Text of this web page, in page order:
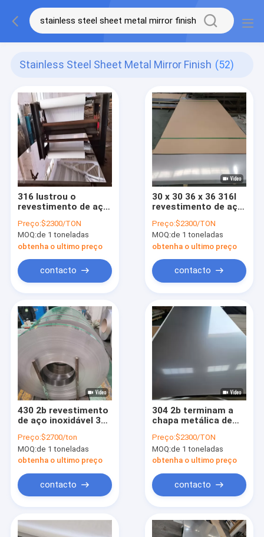
Stainless Steel Sheet Metal Mirror Finish (52)
316 lustrou o
revestimento de aço
da chapa metálica
laminou No.4 o cetim
No.8 8k
Preço:$2300/TON
MOQ:de 1 toneladas
obtenha o ultimo preço
contacto
30 x 30 36 x 36 316l
revestimento de aço
metálica 2b 2
milímetros 1,5
milímetros
Preço:$2300/TON
MOQ:de 1 toneladas
obtenha o ultimo preço
contacto
430 2b revestimento
de aço inoxidável 316
padrão de Aisi Astm
de 304 SUS
Preço:$2700/ton
MOQ:de 1 toneladas
obtenha o ultimo preço
contacto
304 2b terminam a
chapa metálica de
milímetro 1.2Mm
1.5Mm 2.0mm
Preço:$2300/TON
MOQ:de 1 toneladas
obtenha o ultimo preço
contacto